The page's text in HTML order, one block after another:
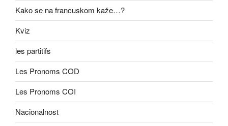
Kako se na francuskom kaže…?
Kviz
les partitifs
Les Pronoms COD
Les Pronoms COI
Nacionalnost